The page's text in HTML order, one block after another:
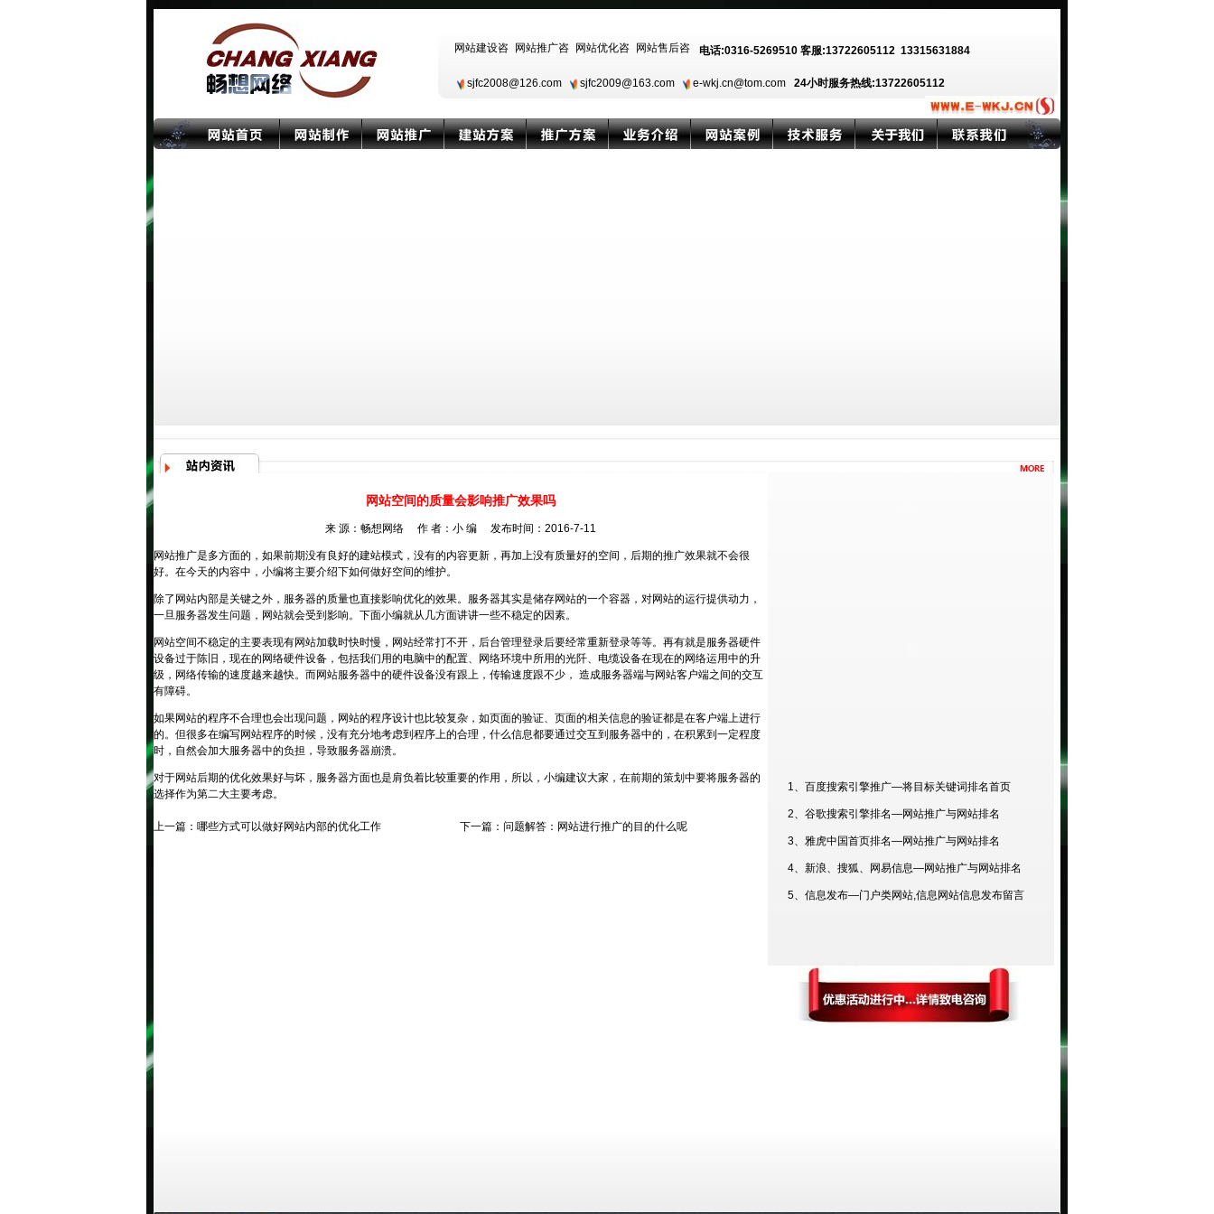
电话:0316-5269510 客服:13722605112 13315631884
sjfc2008@126.com sjfc2009@163.com e-wkj.cn@tom.com 24小时服务热线:13722605112
网站空间的质量会影响推广效果吗
来 源：畅想网络 作 者：小 编 发布时间：2016-7-11
网站推广是多方面的，如果前期没有良好的建站模式，没有的内容更新，再加上没有质量好的空间，后期的推广效果就不会很
好。在今天的内容中，小编将主要介绍下如何做好空间的维护。
除了网站内部是关键之外，服务器的质量也直接影响优化的效果。服务器其实是储存网站的一个容器，对网站的运行提供动力，
一旦服务器发生问题，网站就会受到影响。下面小编就从几方面讲讲一些不稳定的因素。
网站空间不稳定的主要表现有网站加载时快时慢，网站经常打不开，后台管理登录后要经常重新登录等等。再有就是服务器硬件
设备过于陈旧，现在的网络硬件设备，包括我们用的电脑中的配置、网络环境中所用的光阡、电缆设备在现在的网络运用中的升
级，网络传输的速度越来越快。而网站服务器中的硬件设备没有跟上，传输速度跟不少， 造成服务器端与网站客户端之间的交互
有障碍。
如果网站的程序不合理也会出现问题，网站的程序设计也比较复杂，如页面的验证、页面的相关信息的验证都是在客户端上进行
的。但很多在编写网站程序的时候，没有充分地考虑到程序上的合理，什么信息都要通过交互到服务器中的，在积累到一定程度
时，自然会加大服务器中的负担，导致服务器崩溃。
对于网站后期的优化效果好与坏，服务器方面也是肩负着比较重要的作用，所以，小编建议大家，在前期的策划中要将服务器的
选择作为第二大主要考虑。
上一篇： 哪些方式可以做好网站内部的优化工作 下一篇： 问题解答：网站进行推广的目的什么呢
1、百度搜索引擎推广—将目标关键词排名首页
2、谷歌搜索引擎排名—网站推广与网站排名
3、雅虎中国首页排名—网站推广与网站排名
4、新浪、搜狐、网易信息—网站推广与网站排名
5、信息发布—门户类网站,信息网站信息发布留言